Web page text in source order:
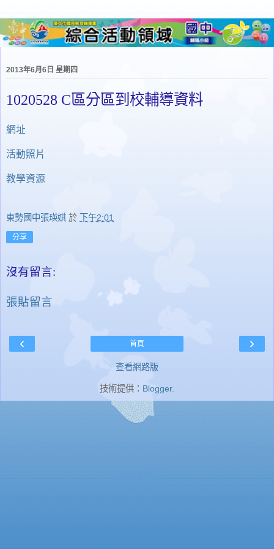
2013年6月6日 星期四
1020528 C區分區到校輔導資料
網址
活動照片
教學資源
東勢國中張瑛娸 於 下午2:01
分享
沒有留言:
張貼留言
‹ ›
首頁
查看網路版
技術提供： Blogger.